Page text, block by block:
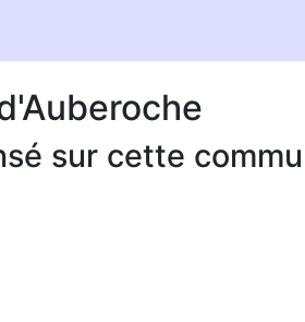
sur cette